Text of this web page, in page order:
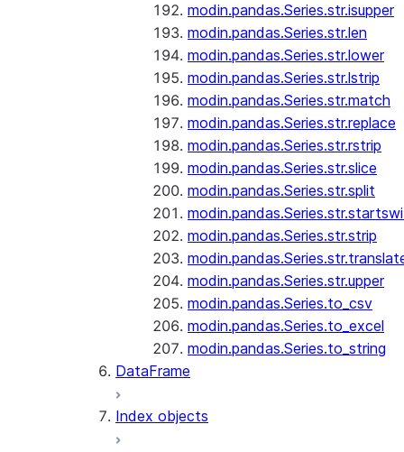
modin.pandas.Series.str.isupper
modin.pandas.Series.str.len
modin.pandas.Series.str.lower
modin.pandas.Series.str.lstrip
modin.pandas.Series.str.match
modin.pandas.Series.str.replace
modin.pandas.Series.str.rstrip
modin.pandas.Series.str.slice
modin.pandas.Series.str.split
modin.pandas.Series.str.strip
modin.pandas.Series.str.upper
modin.pandas.Series.to_csv
modin.pandas.Series.to_excel
modin.pandas.Series.to_string
DataFrame
Index objects